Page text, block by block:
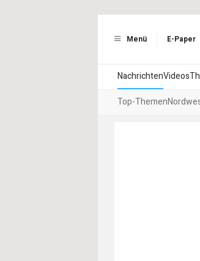
Menü E-Paper
NachrichtenVideos
Top-Themen